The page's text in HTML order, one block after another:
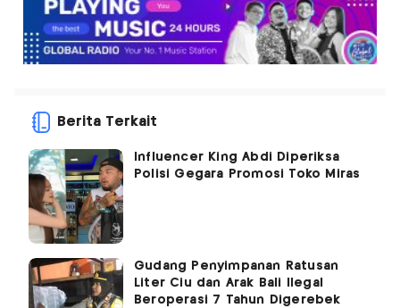
Berita Terkait
Influencer King Abdi Diperiksa
Polisi Gegara Promosi Toko Miras
Gudang Penyimpanan Ratusan
Liter Ciu dan Arak Bali Ilegal
Beroperasi 7 Tahun Digerebek